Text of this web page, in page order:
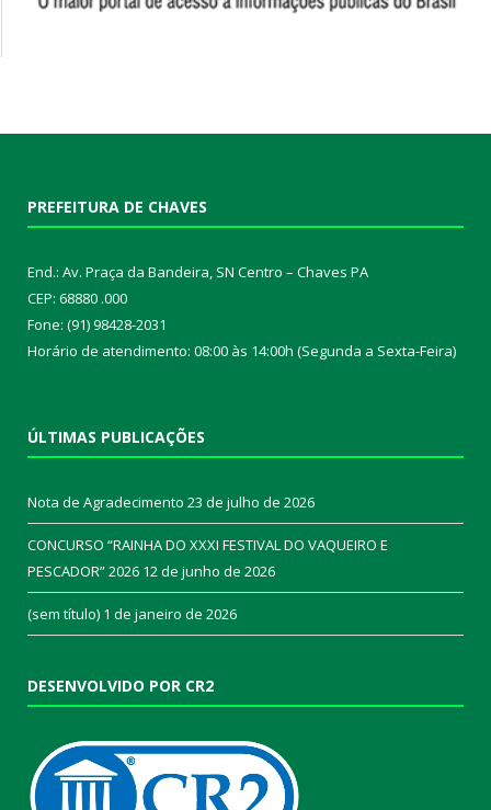
PREFEITURA DE CHAVES
End.: Av. Praça da Bandeira, SN Centro – Chaves PA
CEP: 68880 .000
Fone: (91) 98428-2031
Horário de atendimento: 08:00 às 14:00h (Segunda a Sexta-Feira)
ÚLTIMAS PUBLICAÇÕES
Nota de Agradecimento 23 de julho de 2026
CONCURSO “RAINHA DO XXXI FESTIVAL DO VAQUEIRO E
PESCADOR” 2026 12 de junho de 2026
(sem título) 1 de janeiro de 2026
DESENVOLVIDO POR CR2